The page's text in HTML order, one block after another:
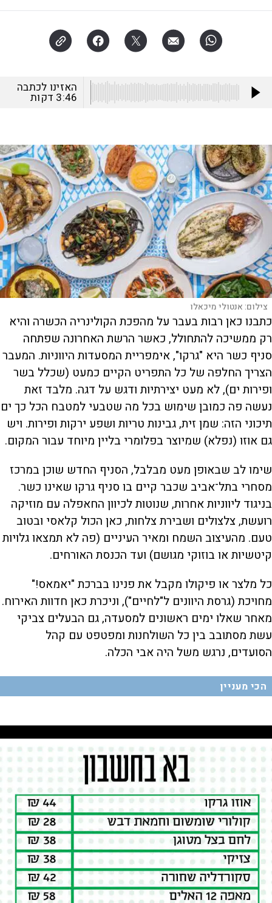
האזינו לכתבה
3:46 דקות
צילום:אנטולי מיכאלו
כתבנו כאן רבות בעבר על מהפכת הקולינריה הכשרה והיא
רק ממשיכה להתחולל, כאשר הרשת האחרונה שפתחה
סניף כשר היא "גרקו", אימפריית המסעדות היווניות. המעבר
הצריך החלפה של כל התפריט הקיים כמעט (שכלל בשר
ופירות ים), לא מעט יצירתיות ודגש על דגה. מלבד זאת
נעשה פה כמובן שימוש בכל מה שטבעי למטבח הכל כך ים
תיכוני הזה: שמן זית, גבינות טריות ושפע ירקות ופירות. ויש
גם אוזו (נפלא) שמיוצר בפלומרי בליין מיוחד עבור המקום.
שימו לב שבאופן מעט מבלבל, הסניף החדש שוכן במרכז
מסחרי בתל־אביב שכבר קיים בו סניף גרקו שאינו כשר.
בניגוד ליווניות אחרות, שנוטות לכיוון החאפלה עם מוזיקה
רועשת, צלצולים ושבירת צלחות, כאן הכול קלאסי ובטוב
טעם. מהעיצוב השמח ומאיר העיניים (פה לא תמצאו גלויות
קיטשיות או בוזוקי מגושם) ועד הכנסת האורחים.
כל מלצר או פיקולו מקבל את פנינו בברכת "יאמאס!"
מחויכת (גרסת היוונים ל"לחיים"), וניכרת כאן חדוות האירוח.
מאחר שאלו ימים ראשונים למסעדה, גם הבעלים צביקי
עשת מסתובב בין כל השולחנות ומפטפט עם קהל
הסועדים, נרגש משל היה אבי הכלה.
הכי מעניין